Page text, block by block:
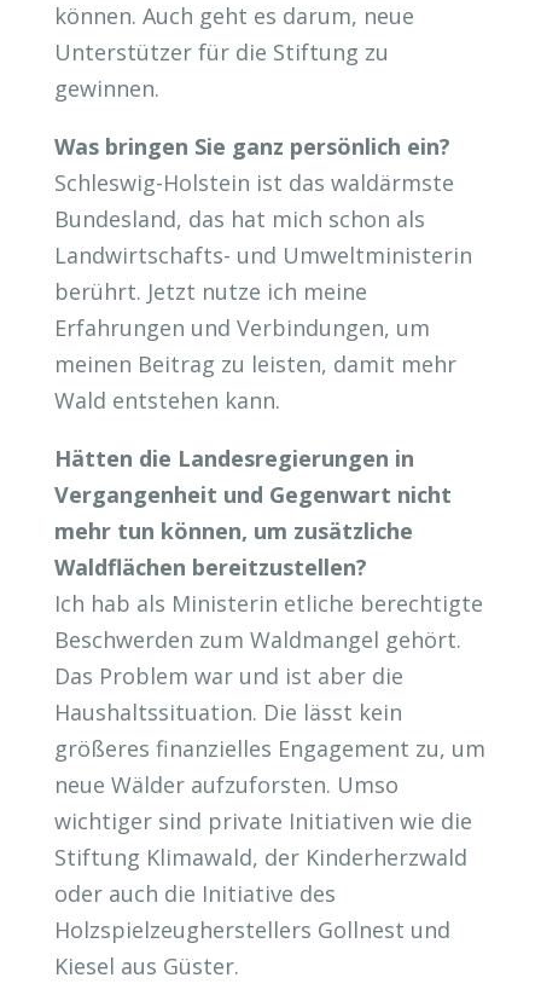
können. Auch geht es darum, neue
Unterstützer für die Stiftung zu
gewinnen.
Was bringen Sie ganz persönlich ein?
Schleswig-Holstein ist das waldärmste
Bundesland, das hat mich schon als
Landwirtschafts- und Umweltministerin
berührt. Jetzt nutze ich meine
Erfahrungen und Verbindungen, um
meinen Beitrag zu leisten, damit mehr
Wald entstehen kann.
Hätten die Landesregierungen in
Vergangenheit und Gegenwart nicht
mehr tun können, um zusätzliche
Waldflächen bereitzustellen?
Ich hab als Ministerin etliche berechtigte
Beschwerden zum Waldmangel gehört.
Das Problem war und ist aber die
Haushaltssituation. Die lässt kein
größeres finanzielles Engagement zu, um
neue Wälder aufzuforsten. Umso
wichtiger sind private Initiativen wie die
Stiftung Klimawald, der Kinderherzwald
oder auch die Initiative des
Holzspielzeugherstellers Gollnest und
Kiesel aus Güster.